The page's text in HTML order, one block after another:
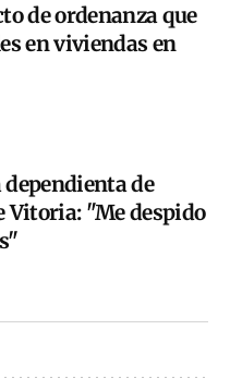
de ordenanza que
en viviendas en
de
Vitoria: "Me despido